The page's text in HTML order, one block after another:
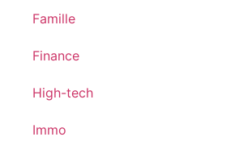
Famille
Finance
High-tech
Immo